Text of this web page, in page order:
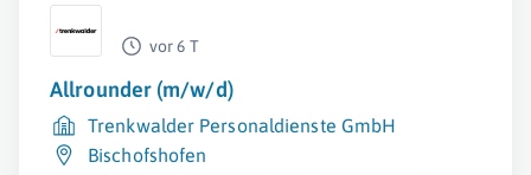
vor 6 T
Allrounder (m/w/d)
Trenkwalder Personaldienste GmbH
Bischofshofen